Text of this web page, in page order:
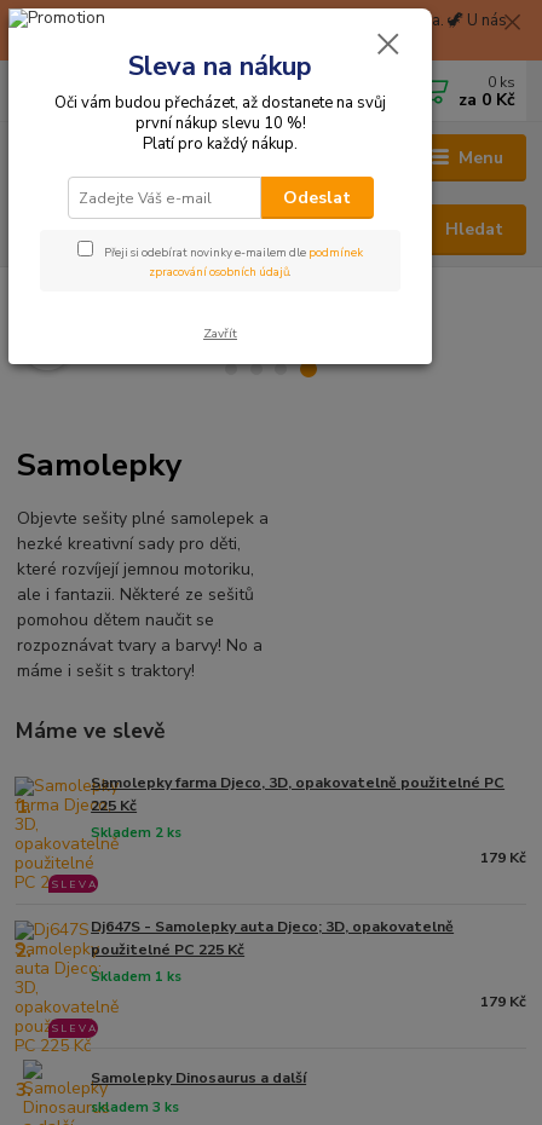
🦖 Při nákupu nad 1999 Kč Balíkovna na pobočku zdarma. 🦖 U nás
získáte okamžitě 2% slevu za zaregistraci. 🦖
Menu
Hledat
+420 705 114 823 0 ks
za 0 Kč
Samolepky
Objevte sešity plné samolepek a
hezké kreativní sady pro děti,
které rozvíjejí jemnou motoriku,
ale i fantazii. Některé ze sešitů
pomohou dětem naučit se
rozpoznávat tvary a barvy! No a
máme i sešit s traktory!
Máme ve slevě
1.
Samolepky farma Djeco, 3D, opakovatelně použitelné PC
225 Kč
Skladem 2 ks
S L E V A
179 Kč
2.
Dj647S - Samolepky auta Djeco; 3D, opakovatelně
použitelné PC 225 Kč
Skladem 1 ks
S L E V A
179 Kč
3. Samolepky Dinosaurus a další
skladem 3 ks
Sleva na nákup
Oči vám budou přecházet, až dostanete na svůj
první nákup slevu 10 %!
Platí pro každý nákup.
Odeslat
Přeji si odebírat novinky e-mailem dle podmínek
zpracování osobních údajů.
Zavřít